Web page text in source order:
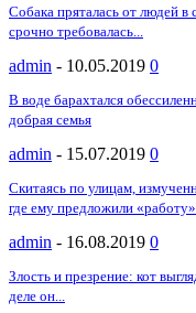
Собака пряталась от людей
срочно требовалась...
admin - 10.05.2019 0
В воде барахтался
добрая семья
admin - 15.07.2019 0
Скитаясь по улицам,
где ему предложили
admin - 16.08.2019 0
Злость и презрение: кот
деле он...